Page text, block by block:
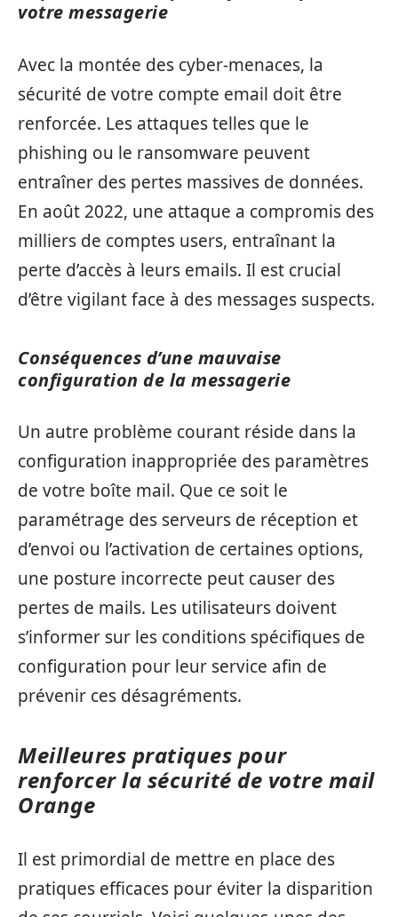
votre messagerie
Avec la montée des cyber-menaces, la
sécurité de votre compte email doit être
renforcée. Les attaques telles que le
phishing ou le ransomware peuvent
entraîner des pertes massives de données.
En août 2022, une attaque a compromis des
milliers de comptes users, entraînant la
perte d’accès à leurs emails. Il est crucial
d’être vigilant face à des messages suspects.
Conséquences d’une mauvaise
configuration de la messagerie
Un autre problème courant réside dans la
configuration inappropriée des paramètres
de votre boîte mail. Que ce soit le
paramétrage des serveurs de réception et
d’envoi ou l’activation de certaines options,
une posture incorrecte peut causer des
pertes de mails. Les utilisateurs doivent
s’informer sur les conditions spécifiques de
configuration pour leur service afin de
prévenir ces désagréments.
Meilleures pratiques pour
renforcer la sécurité de votre mail
Orange
Il est primordial de mettre en place des
pratiques efficaces pour éviter la disparition